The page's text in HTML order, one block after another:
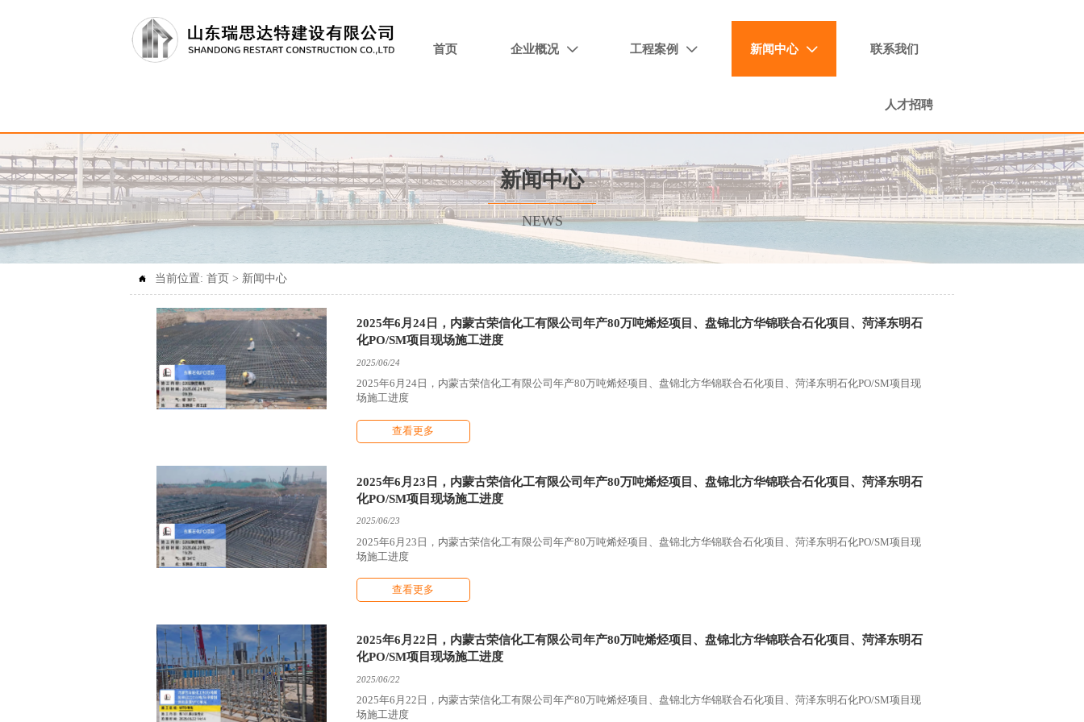
首页 企业概况  工程案例  新闻中心  联系我们
人才招聘
新闻中心
NEWS
 当前位置:首页 > 新闻中心
2025年6月24日，内蒙古荣信化工有限公司年产80万吨烯烃项目、盘锦北方华锦联合石化项目、菏泽东明石
化PO/SM项目现场施工进度
2025/06/24
2025年6月24日，内蒙古荣信化工有限公司年产80万吨烯烃项目、盘锦北方华锦联合石化项目、菏泽东明石化PO/SM项目现
场施工进度
查看更多
2025年6月23日，内蒙古荣信化工有限公司年产80万吨烯烃项目、盘锦北方华锦联合石化项目、菏泽东明石
化PO/SM项目现场施工进度
2025/06/23
2025年6月23日，内蒙古荣信化工有限公司年产80万吨烯烃项目、盘锦北方华锦联合石化项目、菏泽东明石化PO/SM项目现
场施工进度
查看更多
2025年6月22日，内蒙古荣信化工有限公司年产80万吨烯烃项目、盘锦北方华锦联合石化项目、菏泽东明石
化PO/SM项目现场施工进度
2025/06/22
2025年6月22日，内蒙古荣信化工有限公司年产80万吨烯烃项目、盘锦北方华锦联合石化项目、菏泽东明石化PO/SM项目现
场施工进度